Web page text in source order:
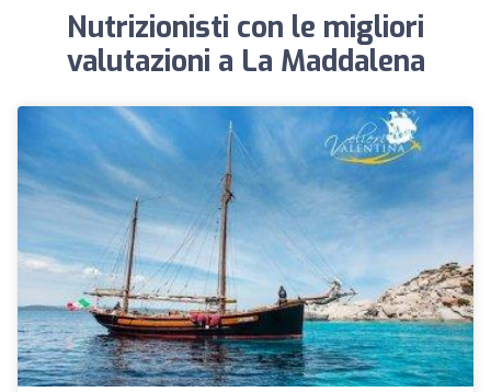
Nutrizionisti con le migliori
valutazioni a La Maddalena